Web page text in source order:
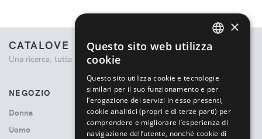
CATALOVE
Una ricerca, tutta la moda.
NEGOZIO
Donna
Uomo
×
Questo sito web utilizza
cookie
Questo sito utilizza cookie e tecnologie
similari per il suo funzionamento e per
l’erogazione dei servizi in esso presenti,
cookie analitici (propri e di terze parti) per
comprendere e migliorare l’esperienza di
navigazione dell’utente, nonché cookie di